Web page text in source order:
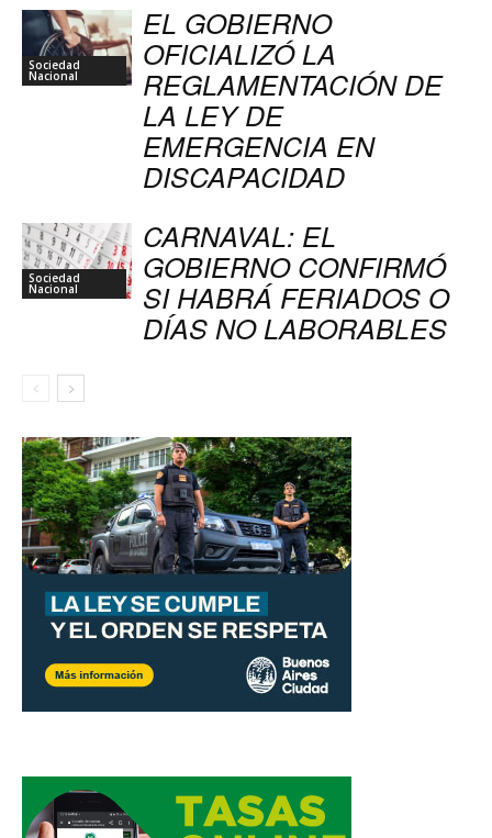
Sociedad
Nacional
EL GOBIERNO
OFICIALIZÓ LA
REGLAMENTACIÓN DE
LA LEY DE
EMERGENCIA EN
DISCAPACIDAD
Sociedad
Nacional
CARNAVAL: EL
GOBIERNO CONFIRMÓ
SI HABRÁ FERIADOS O
DÍAS NO LABORABLES